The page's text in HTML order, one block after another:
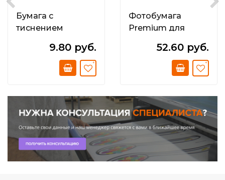
Бумага с
тиснением
матовая9.80 руб.
Фотобумага
Premium для
принтеров А4 280
односторонняя
52.60 руб.